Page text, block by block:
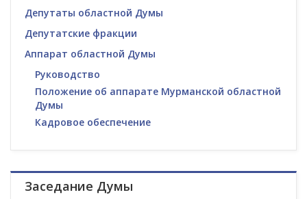
Депутаты областной Думы
Депутатские фракции
Аппарат областной Думы
Руководство
Положение об аппарате Мурманской областной
Думы
Кадровое обеспечение
Заседание Думы